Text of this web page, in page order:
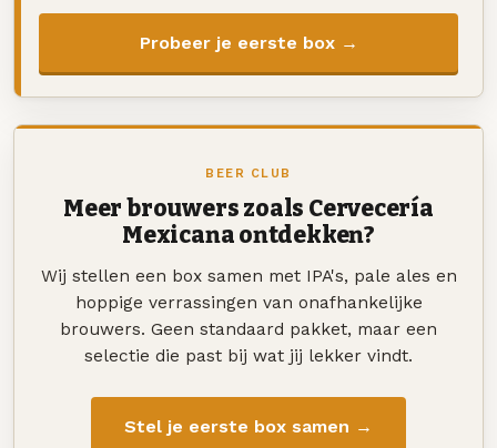
Probeer je eerste box →
BEER CLUB
Meer brouwers zoals Cervecería
Mexicana ontdekken?
Wij stellen een box samen met IPA's, pale ales en
hoppige verrassingen van onafhankelijke
brouwers. Geen standaard pakket, maar een
selectie die past bij wat jij lekker vindt.
Stel je eerste box samen →